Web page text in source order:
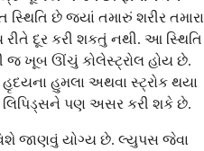
સ્થિતિ છે જ્યાં તમારું શરીર તમારા
રીતે દૂર કરી શકતું નથી. આ સ્થિતિ
જ ખૂબ ઊંચું કોલેસ્ટ્રોલ હોય છે.
હુમલા અથવા સ્ટ્રોક થયા
લિપિડ્સને પણ અસર કરી શકે છે.
જાણવું યોગ્ય છે. લ્યુપસ જેવા